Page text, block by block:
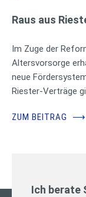
Raus aus
Im Zuge der
Altersvorsorge
neue
Riester-Verträge
ZUM BEITRAG ⟶
Ich berate